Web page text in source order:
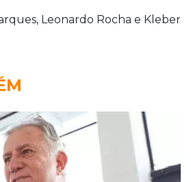
Leonardo Rocha e Kleber